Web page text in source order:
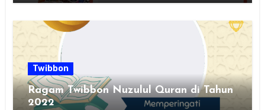
Twibbon
Ragam Twibbon Nuzulul Quran di Tahun
2022